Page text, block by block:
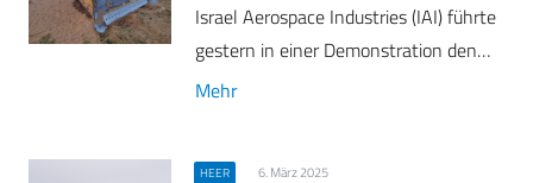
Israel Aerospace Industries (IAI) führte
gestern in einer Demonstration den…
Mehr
HEER 6. März 2025